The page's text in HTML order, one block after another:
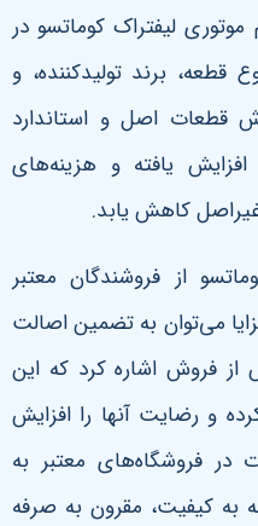
لیفتراک کوماتسو در
قطعه، برند تولیدکننده، و
قطعات اصل و استاندارد
یافته و هزینه‌های
کاهش یابد.
از فروشندگان معتبر
می‌توان به تضمین اصالت
از فروش اشاره کرد که این
و رضایت آنها را افزایش
فروشگاه‌های معتبر به
به کیفیت، مقرون به صرفه